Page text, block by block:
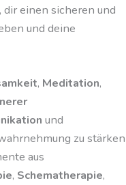
einen sicheren und
und deine
, Meditation,
und
zu stärken
aus
, Schematherapie,